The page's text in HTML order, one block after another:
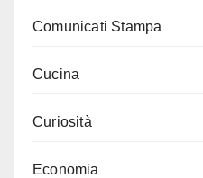
Comunicati Stampa
Cucina
Curiosità
Economia